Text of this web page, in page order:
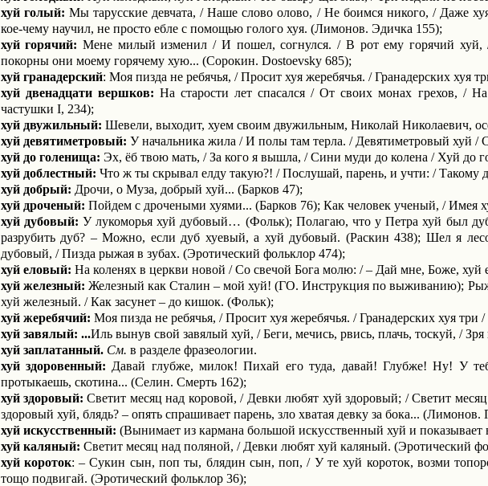
хуй голый: Мы тарусские девчата, / Наше слово олово, / Не боимся никого, / Даже
кое-чему научил, не просто ебле с помощью голого хуя. (Лимонов. Эдичка 155);
хуй горячий: Мене милый изменил / И пошел, согнул­ся. / В рот ему горячий хуй,
покорны они моему горячему хую... (Сорокин. Dostoevsky685);
хуй гранадерский: Моя пизда не ребячья, / Просит хуя жеребячья. / Гранадерских хуя
хуй двенадцати вершков: На старости лет спасался / От своих монах грехов, /
частушки I, 234);
хуй двужильный: Шевели, выходит, хуем своим двужильным, Николай Николаевич,
хуй девятиметровый: У начальника жила / И полы там терла. / Девятиметровый хуй /
хуй до голенища: Эх, ёб твою мать, / За кого я вышла, / Сини муди до колена / Хуй до
хуй доблестный: Что ж ты скрывал елду такую?! / Послушай, парень, и учти: / Такому
хуй добрый: Дрочи, о Муза, добрый хуй... (Барков 47);
хуй дроченый: Пойдем с дрочеными хуями... (Барков 76); Как человек ученый, / Имея
хуй дубо­вый: У лукоморья хуй дубовый… (Фольк); Полагаю, что у Петра хуй был
разрубить дуб? – Можно, если дуб хуевый, а хуй дубовый. (Раскин 438); Шел я
дубовый, / Пизда рыжая в зубах. (Эротический фольклор 474);
хуй еловый: На коленях в церкви новой / Со свечой Бога молю: / – Дай мне, Боже, хуй
хуй железный: Железный как Сталин – мой хуй! (ГО. Инструкция по выжива­нию);
хуй железный. / Как засунет – до кишок. (Фольк);
хуй жеребячий: Моя пизда не ребячья, / Просит хуя жеребячья. / Гранадерских хуя три
хуй завялый: ...Иль вынув свой завялый хуй, / Беги, мечись, рвись, плачь, тоскуй, /
хуй заплатанный. См. в разделе фразеологии.
хуй здоровенный: Давай глубже, милок! Пихай его туда, давай! Глубже! Ну! У
протыкаешь, скотина... (Селин. Смерть 162);
хуй здоровый: Светит месяц над коровой, / Девки любят хуй здоровый; / Светит
здоровый хуй, блядь? – опять спрашивает парень, зло хватая девку за бока... (Лимонов.
хуй искусственный: (Вынимает из кармана большой искусственный хуй и
хуй каляный: Светит месяц над поляной, / Девки любят хуй каляный. (Эротический
хуй короток: – Сукин сын, поп ты, блядин сын, поп, / У те хуй короток, возми
тощо подвигай. (Эротический фольклор 36);